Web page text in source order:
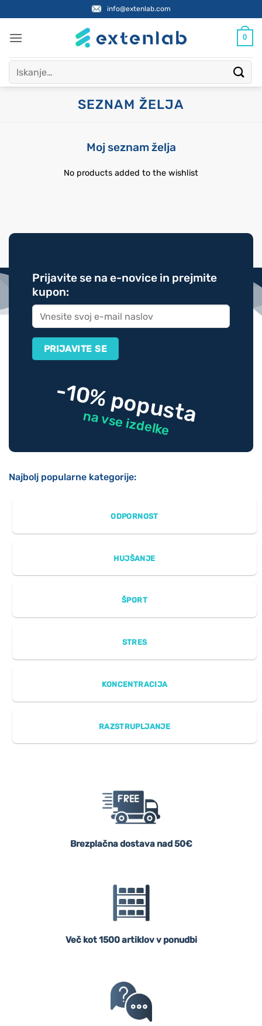
na
vsebino
info@extenlab.com
0
Išči:
SEZNAM ŽELJA
Moj seznam želja
No products added to the wishlist
Prijavite se na e-novice in prejmite
kupon:
-10% popusta
na vse izdelke
Najbolj popularne kategorije:
ODPORNOST
HUJŠANJE
ŠPORT
STRES
KONCENTRACIJA
RAZSTRUPLJANJE
Brezplačna dostava nad 50€
Več kot 1500 artiklov v ponudbi